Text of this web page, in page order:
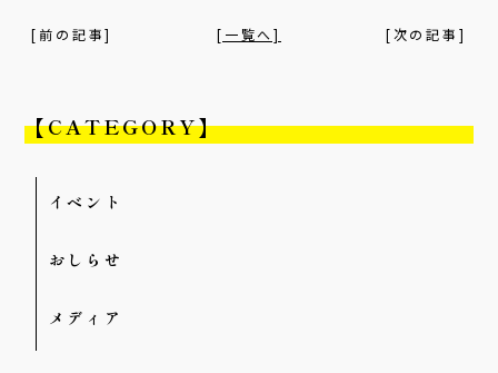
[前の記事] [一覧へ] [次の記事]
【CATEGORY】
イベント
おしらせ
メディア